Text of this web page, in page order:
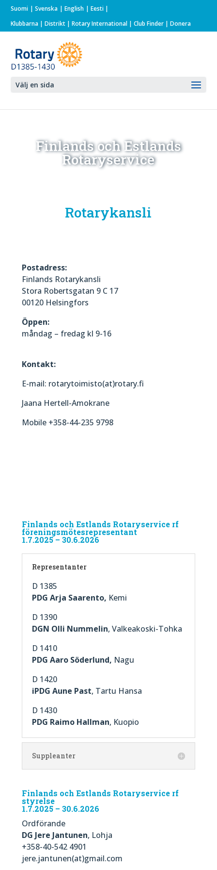
Suomi Svenska English
Eesti
Klubbarna |Distrikt |Rotary International | Club Finder | Donera
Välj en sida
Finlands och Estlands
Rotaryservice
Rotarykansli
Postadress:
Finlands Rotarykansli
Stora Robertsgatan 9 C 17
00120 Helsingfors
Öppen:
måndag – fredag kl 9-16
Kontakt:
E-mail: rotarytoimisto(at)rotary.fi
Jaana Hertell-Amokrane
Mobile +358-44-235 9798
Finlands och Estlands Rotaryservice rf
föreningsmötesrepresentant
1.7.2025 – 30.6.2026
Representanter
D 1385
PDG Arja Saarento, Kemi
D 1390
DGN Olli Nummelin, Valkeakoski-Tohka
D 1410
PDG Aaro Söderlund, Nagu
D 1420
iPDG Aune Past, Tartu Hansa
D 1430
PDG Raimo Hallman, Kuopio
Suppleanter
Finlands och Estlands Rotaryservice rf
styrelse
1.7.2025 – 30.6.2026
Ordförande
DG Jere Jantunen, Lohja
+358-40-542 4901
jere.jantunen(at)gmail.com